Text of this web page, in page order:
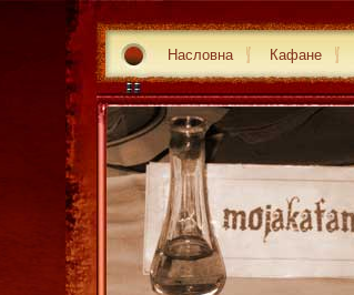
Насловна Кафане